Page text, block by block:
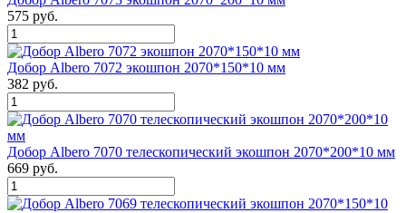
575 руб.
Добор Albero 7072 экошпон 2070*150*10 мм
382 руб.
Добор Albero 7070 телескопический экошпон 2070*200*10 мм
669 руб.